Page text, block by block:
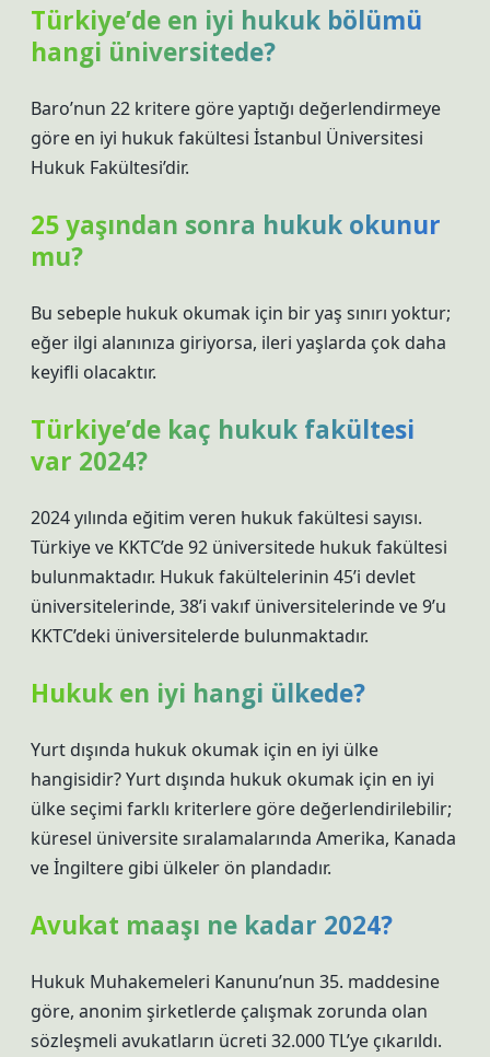
Türkiye’de en iyi hukuk bölümü
hangi üniversitede?
Baro’nun 22 kritere göre yaptığı değerlendirmeye
göre en iyi hukuk fakültesi İstanbul Üniversitesi
Hukuk Fakültesi’dir.
25 yaşından sonra hukuk okunur
mu?
Bu sebeple hukuk okumak için bir yaş sınırı yoktur;
eğer ilgi alanınıza giriyorsa, ileri yaşlarda çok daha
keyifli olacaktır.
Türkiye’de kaç hukuk fakültesi
var 2024?
2024 yılında eğitim veren hukuk fakültesi sayısı.
Türkiye ve KKTC’de 92 üniversitede hukuk fakültesi
bulunmaktadır. Hukuk fakültelerinin 45’i devlet
üniversitelerinde, 38’i vakıf üniversitelerinde ve 9’u
KKTC’deki üniversitelerde bulunmaktadır.
Hukuk en iyi hangi ülkede?
Yurt dışında hukuk okumak için en iyi ülke
hangisidir? Yurt dışında hukuk okumak için en iyi
ülke seçimi farklı kriterlere göre değerlendirilebilir;
küresel üniversite sıralamalarında Amerika, Kanada
ve İngiltere gibi ülkeler ön plandadır.
Avukat maaşı ne kadar 2024?
Hukuk Muhakemeleri Kanunu’nun 35. maddesine
göre, anonim şirketlerde çalışmak zorunda olan
sözleşmeli avukatların ücreti 32.000 TL’ye çıkarıldı.